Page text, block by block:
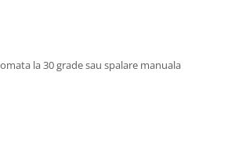
la 30 grade sau spalare manuala